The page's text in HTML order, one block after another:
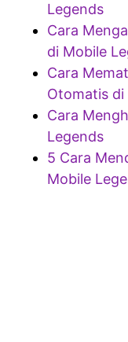
Legends
Cara
di Mobile
Cara
Otomatis di
Cara
Legends
5 Cara
Mobile